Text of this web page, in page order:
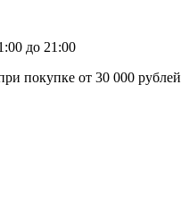
до 21:00
покупке от 30 000 рублей